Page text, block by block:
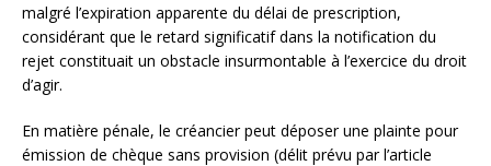
malgré l’expiration apparente du délai de prescription,
considérant que le retard significatif dans la notification du
rejet constituait un obstacle insurmontable à l’exercice du droit
d’agir.
En matière pénale, le créancier peut déposer une plainte pour
émission de chèque sans provision (délit prévu par l’article